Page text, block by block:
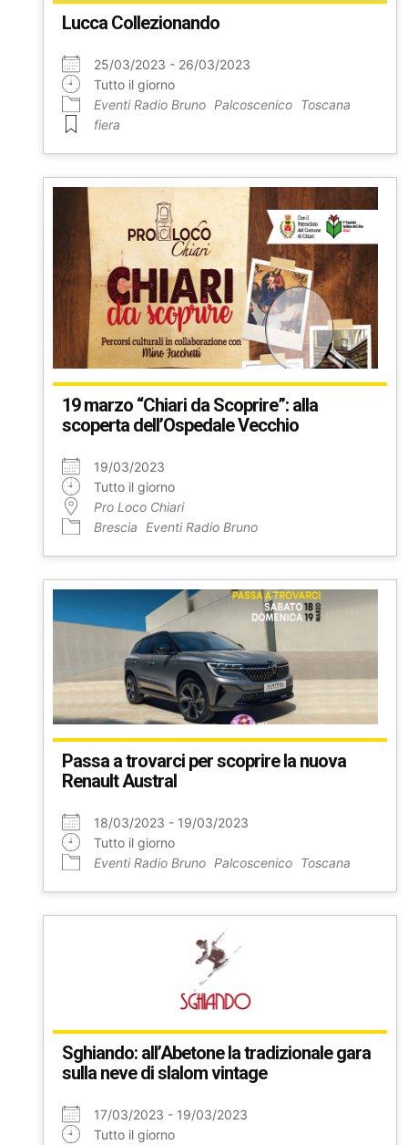
Lucca Collezionando
25/03/2023 - 26/03/2023
Tutto il giorno
Eventi Radio Bruno Palcoscenico Toscana
fiera
19 marzo “Chiari da Scoprire”: alla
scoperta dell’Ospedale Vecchio
19/03/2023
Tutto il giorno
Pro Loco Chiari
Brescia
Eventi Radio Bruno
Passa a trovarci per scoprire la nuova
Renault Austral
18/03/2023 - 19/03/2023
Tutto il giorno
Eventi Radio Bruno Palcoscenico Toscana
Sghiando: all’Abetone la tradizionale gara
sulla neve di slalom vintage
17/03/2023 - 19/03/2023
Tutto il giorno